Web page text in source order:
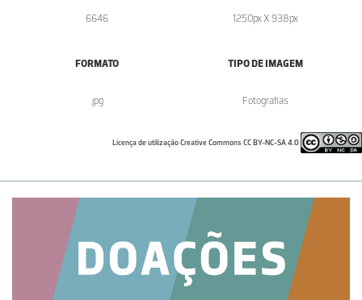
6646 1250px X 938px
FORMATO
.jpg
TIPO DE IMAGEM
Fotografias
Licença de utilização Creative Commons CC BY-NC-SA 4.0